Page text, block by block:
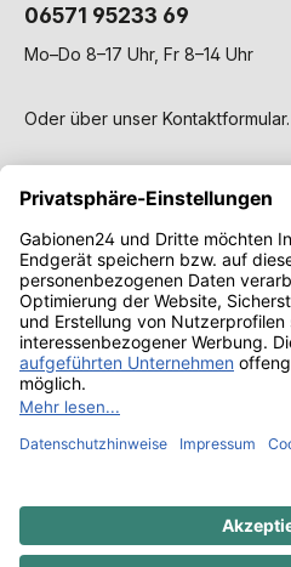
06571 95233 69
Mo–Do 8–17 Uhr, Fr 8–14 Uhr
Oder über unser Kontaktformular.
Service
Gabionen
Wissen & Ratgeber
und ggf.
anders